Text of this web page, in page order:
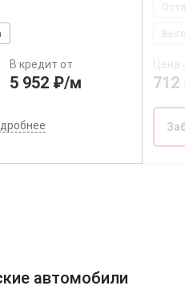
В кредит от
5 952 ₽/м
Цена
712
автомобили